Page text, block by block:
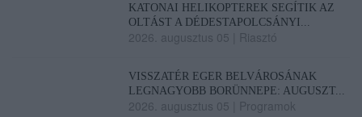
KATONAI HELIKOPTEREK SEGÍTIK AZ
OLTÁST A DÉDESTAPOLCSÁNYI...
2026. augusztus 05 Riasztó
VISSZATÉR EGER BELVÁROSÁNAK
LEGNAGYOBB BORÜNNEPE: AUGUSZT...
2026. augusztus 05 Programok